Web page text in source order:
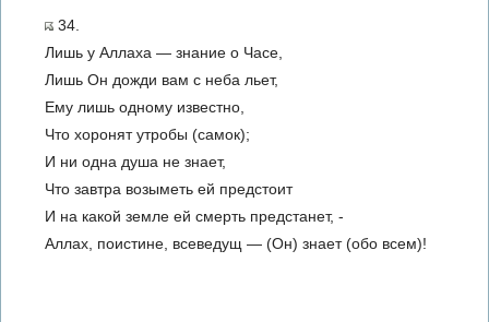
34.
Лишь у Аллаха — знание о Часе,
Лишь Он дожди вам с неба льет,
Ему лишь одному известно,
Что хоронят утробы (самок);
И ни одна душа не знает,
Что завтра возыметь ей предстоит
И на какой земле ей смерть предстанет, -
Аллах, поистине, всеведущ — (Он) знает (обо всем)!